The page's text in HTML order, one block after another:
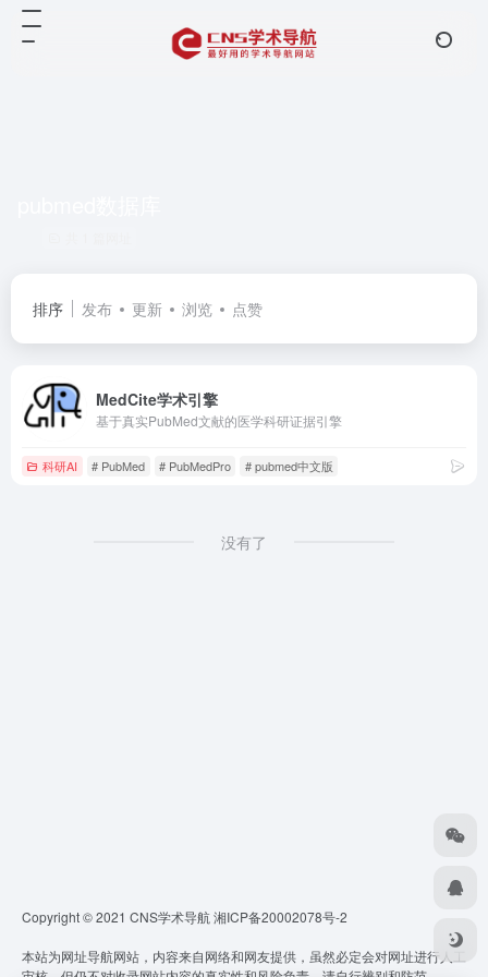
排序 发布 更新 浏览 点赞
MedCite学术引擎
基于真实PubMed文献的医学科研证据引擎
科研AI # PubMed # PubMedPro # pubmed中文版
没有了
Copyright © 2021 CNS学术导航湘ICP备20002078号-2
本站为网址导航网站，内容来自网络和网友提供，虽然必定会对网址进行人工